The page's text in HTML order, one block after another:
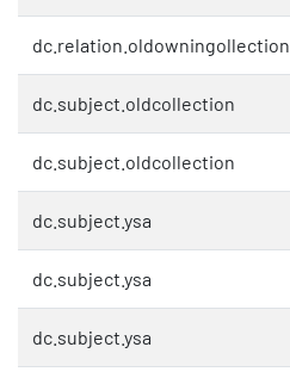
dc.relation.oldowningollection
dc.subject.oldcollection
dc.subject.oldcollection
dc.subject.ysa
dc.subject.ysa
dc.subject.ysa